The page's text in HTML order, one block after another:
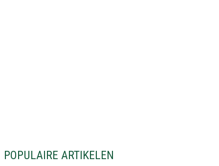
POPULAIRE ARTIKELEN